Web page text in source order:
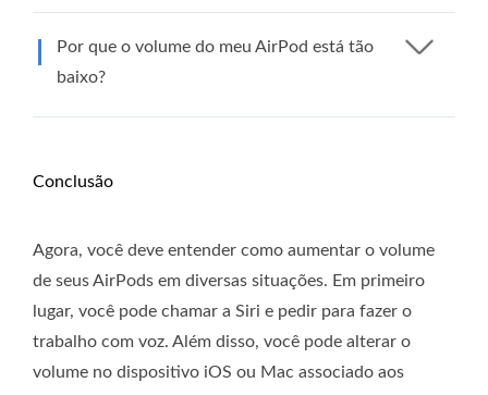
Por que o volume do meu AirPod está tão
baixo?
Conclusão
Agora, você deve entender como aumentar o volume
de seus AirPods em diversas situações. Em primeiro
lugar, você pode chamar a Siri e pedir para fazer o
trabalho com voz. Além disso, você pode alterar o
volume no dispositivo iOS ou Mac associado aos